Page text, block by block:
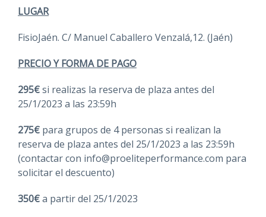
LUGAR
FisioJaén. C/ Manuel Caballero Venzalá,12. (Jaén)
PRECIO Y FORMA DE PAGO
295€si realizas la reserva de plaza antes del
25/1/2023 a las 23:59h
275€ para grupos de 4 personas si realizan la
reserva de plaza antes del 25/1/2023 a las 23:59h
(contactar con info@proeliteperformance.com para
solicitar el descuento)
350€a partir del 25/1/2023